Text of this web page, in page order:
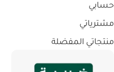
حسابي
مشترياتي
منتجاتي المفضلة